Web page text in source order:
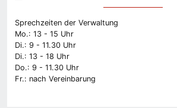
Sprechzeiten der Verwaltung
Mo.: 13 - 15 Uhr
Di.: 9 - 11.30 Uhr
Di.: 13 - 18 Uhr
Do.: 9 - 11.30 Uhr
Fr.: nach Vereinbarung